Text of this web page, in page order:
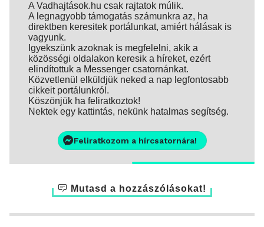
A Vadhajtások.hu csak rajtatok múlik.
A legnagyobb támogatás számunkra az, ha
direktben keresitek portálunkat, amiért hálásak is
vagyunk.
Igyekszünk azoknak is megfelelni, akik a
közösségi oldalakon keresik a híreket, ezért
elindítottuk a Messenger csatornánkat.
Közvetlenül elküldjük neked a nap legfontosabb
cikkeit portálunkról.
Köszönjük ha feliratkoztok!
Nektek egy kattintás, nekünk hatalmas segítség.
Feliratkozom a hírcsatornára!
Mutasd a hozzászólásokat!